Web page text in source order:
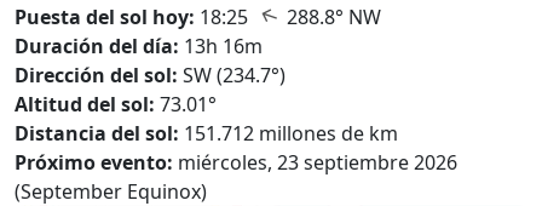
Puesta del sol hoy: 18:25 ↑ 288.8° NW
Duración del día: 13h 16m
Dirección del sol: SW (234.7°)
Altitud del sol: 73.01°
Distancia del sol: 151.712 millones de km
Próximo evento: miércoles, 23 septiembre 2026
(September Equinox)